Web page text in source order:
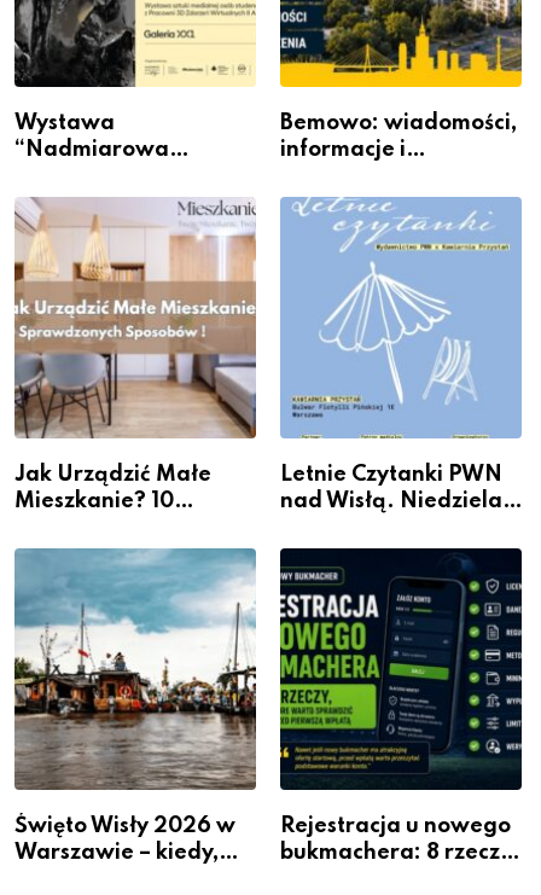
Wystawa
“Nadmiarowa
Galerii XX1
Bemowo: wiadomości,
informacje i
Jak Urządzić Małe
Mieszkanie? 10
Przestrzeni Bez
Kosztownego Remontu
Letnie Czytanki PWN
nad Wisłą. Niedziela z
dla siebie
Święto Wisły 2026 w
Warszawie – kiedy,
Rejestracja u nowego
bukmachera: 8 rzeczy,